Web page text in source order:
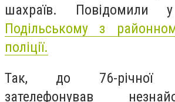
шахраїв. Повідомили
Подільському з
поліції.
Так, до 76-річної
зателефонував